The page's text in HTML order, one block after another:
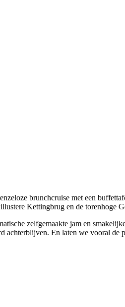
brunchcruise met een
Kettingbrug en de torenhoge
zelfgemaakte jam en
En laten we vooral